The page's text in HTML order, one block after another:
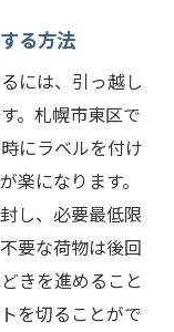
る方法
には、引っ越し
。札幌市東区で
にラベルを付け
楽になります。
し、必要最低限
要な荷物は後回
きを進めること
を切ることがで